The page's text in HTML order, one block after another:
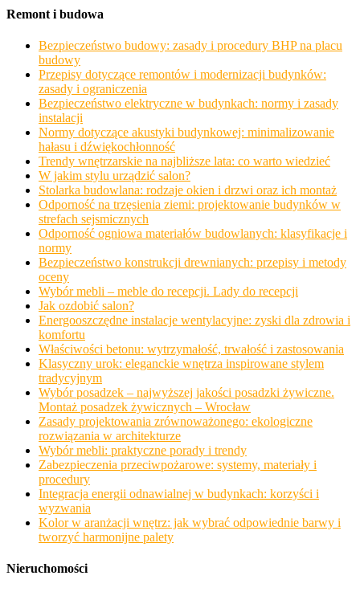
Remont i budowa
Bezpieczeństwo budowy: zasady i procedury BHP na placu
budowy
Przepisy dotyczące remontów i modernizacji budynków:
zasady i ograniczenia
Bezpieczeństwo elektryczne w budynkach: normy i zasady
instalacji
Normy dotyczące akustyki budynkowej: minimalizowanie
hałasu i dźwiękochłonność
Trendy wnętrzarskie na najbliższe lata: co warto wiedzieć
W jakim stylu urządzić salon?
Stolarka budowlana: rodzaje okien i drzwi oraz ich montaż
Odporność na trzęsienia ziemi: projektowanie budynków w
strefach sejsmicznych
Odporność ogniowa materiałów budowlanych: klasyfikacje i
normy
Bezpieczeństwo konstrukcji drewnianych: przepisy i metody
oceny
Wybór mebli – meble do recepcji. Lady do recepcji
Jak ozdobić salon?
Energooszczędne instalacje wentylacyjne: zyski dla zdrowia i
komfortu
Właściwości betonu: wytrzymałość, trwałość i zastosowania
Klasyczny urok: eleganckie wnętrza inspirowane stylem
tradycyjnym
Wybór posadzek – najwyższej jakości posadzki żywiczne.
Montaż posadzek żywicznych – Wrocław
Zasady projektowania zrównoważonego: ekologiczne
rozwiązania w architekturze
Wybór mebli: praktyczne porady i trendy
Zabezpieczenia przeciwpożarowe: systemy, materiały i
procedury
Integracja energii odnawialnej w budynkach: korzyści i
wyzwania
Kolor w aranżacji wnętrz: jak wybrać odpowiednie barwy i
tworzyć harmonijne palety
Nieruchomości